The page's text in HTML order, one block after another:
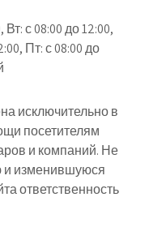
с 08:00 до 12:00,
Пт: с 08:00 до
исключительно в
посетителям
и компаний. Не
и изменившуюся
ответственность